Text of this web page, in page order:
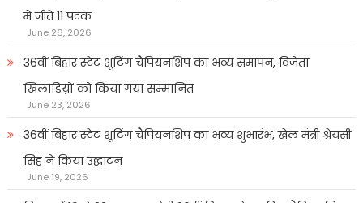
में जीते 11 पदक
June 26, 2026
36वीं बिहार स्टेट शूटिंग चैंपियनशिप का भव्य समापन, विजेता
खिलाडिय़ों को किया गया सम्मानित
June 23, 2026
36वीं बिहार स्टेट शूटिंग चैंपियनशिप का भव्य शुभारंभ, खेल मंत्री श्रेयसी
सिंह ने किया उद्घाटन
June 19, 2026